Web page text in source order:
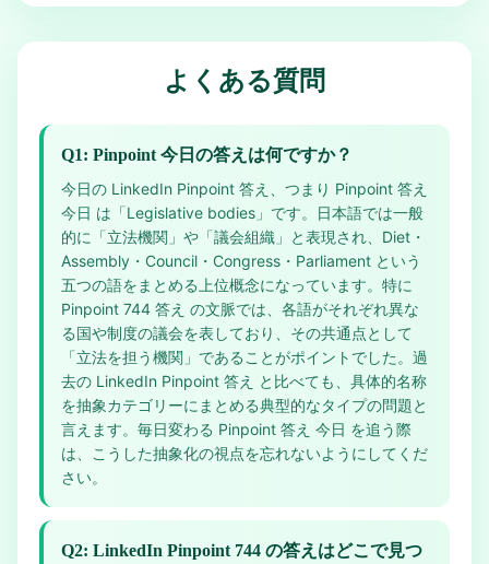
よくある質問
Q1: Pinpoint 今日の答えは何ですか？
今日の LinkedIn Pinpoint 答え、つまり Pinpoint 答え
今日 は「Legislative bodies」です。日本語では一般
的に「立法機関」や「議会組織」と表現され、Diet・
Assembly・Council・Congress・Parliament という
五つの語をまとめる上位概念になっています。特に
Pinpoint 744 答え の文脈では、各語がそれぞれ異な
る国や制度の議会を表しており、その共通点として
「立法を担う機関」であることがポイントでした。過
去の LinkedIn Pinpoint 答え と比べても、具体的名称
を抽象カテゴリーにまとめる典型的なタイプの問題と
言えます。毎日変わる Pinpoint 答え 今日 を追う際
は、こうした抽象化の視点を忘れないようにしてくだ
さい。
Q2: LinkedIn Pinpoint 744 の答えはどこで見つ